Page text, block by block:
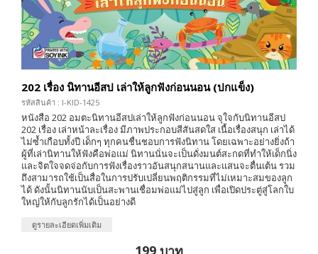
202 เรื่อง นิทานอีสป เล่าให้ลูกฟังก่อนนอน (ปกแข็ง)
รหัสสินค้า : I-KID-1425
หนังสือ 202 อมตะนิทานอีสปเล่าให้ลูกฟังก่อนนอน จุใจกับนิทานอีสป
202 เรื่อง เล่าหน้าละเรื่อง มีภาพประกอบสีสันสดใส เนื้อเรื่องสนุก เล่าได้
ไม่ซ้ำเกือบทั้งปี เด็กๆ ทุกคนชื่นชอบการฟังนิทาน โดยเฉพาะอย่างยิ่งถ้า
ผู้ที่เล่านิทานให้ฟังคือพ่อแม่ นิทานนั่นจะเป็นดั่งมนต์สะกดที่ทำให้เด็กนิ่ง
และจิตใจจดจ่อกับการฟังเรื่องราวอันสนุกสนานและแสนจะตื่นเต้น รวม
ถึงสามารถใช้เป็นสื่อในการปรับเปลี่ยนพฤติกรรมที่ไม่เหมาะสมของลูก
ได้ ดังนั้นนิทานนับเป็นสะพานเชื่อมพ่อแม่ไปสู่ลูก เพื่อเปิดประตู่สู่โลกใบ
ใหญ่ให้กับลูกรักได้เป็นอย่างดี
ดูรายละเอียดเพิ่มเติม
199 บาท